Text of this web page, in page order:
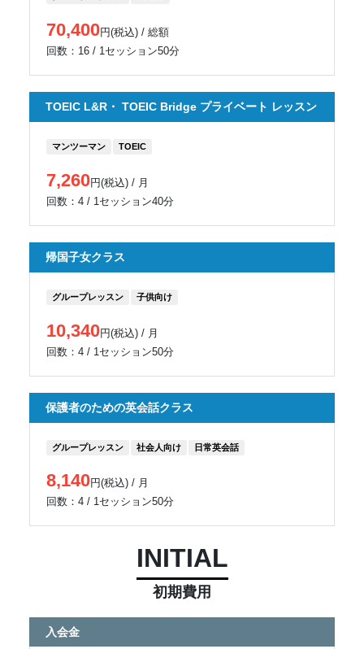
70,400円(税込) / 総額
回数：16 / 1セッション50分
TOEIC L&R・ TOEIC Bridge プライベート レッスン
マンツーマン TOEIC
7,260円(税込) / 月
回数：4 / 1セッション40分
帰国子女クラス
グループレッスン 子供向け
10,340円(税込) / 月
回数：4 / 1セッション50分
保護者のための英会話クラス
グループレッスン 社会人向け 日常英会話
8,140円(税込) / 月
回数：4 / 1セッション50分
INITIAL
初期費用
入会金